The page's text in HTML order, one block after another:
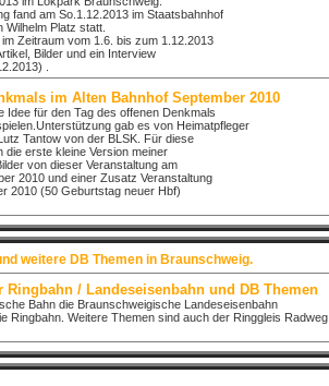
fand am So.1.12.2013 im Staatsbahnhof
Platz statt.
Zeitraum vom 1.6. bis zum 1.12.2013
Bilder und ein Interview
.
im Alten Bahnhof September 2010
Idee für den Tag des offenen Denkmals
gab es von Heimatpfleger
Tantow von der BLSK. Für diese
die erste kleine Version meiner
von dieser Veranstaltung am
2010 und einer Zusatz Veranstaltung
2010 (50 Geburtstag neuer Hbf)
weitere DB Themen in Braunschweig.
Ringbahn / Landeseisenbahn und DB Themen
Bahn die Braunschweigische Landeseisenbahn
Ringbahn. Weitere Themen sind auch der Ringgleis Radweg